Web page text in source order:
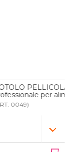
per alimenti